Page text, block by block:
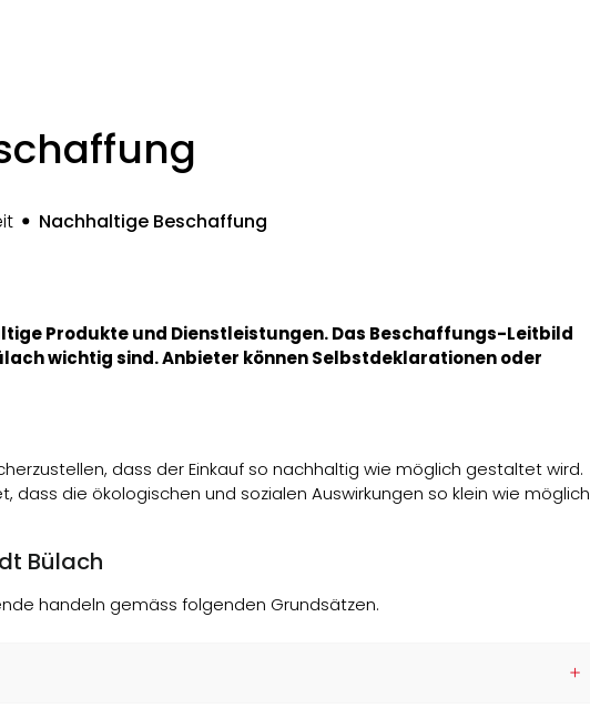
Nachhaltige Beschaffung
Produkte und Dienstleistungen. Das Beschaffungs-Leitbild
wichtig sind. Anbieter können Selbstdeklarationen oder
dass der Einkauf so nachhaltig wie möglich gestaltet wird.
die ökologischen und sozialen Auswirkungen so klein wie möglich
Bülach
handeln gemäss folgenden Grundsätzen.